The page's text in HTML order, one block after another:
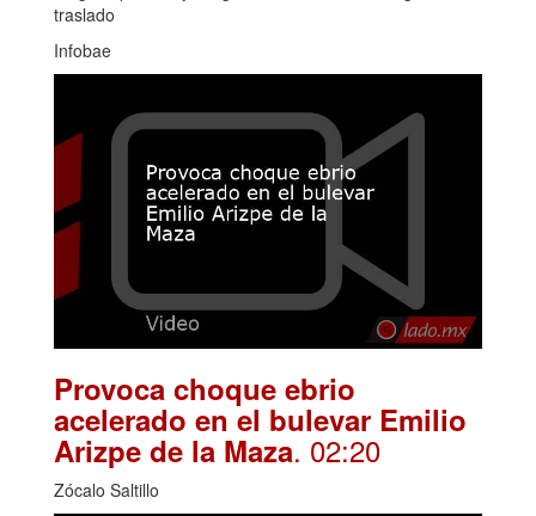
traslado
Infobae
Provoca choque ebrio
acelerado en el bulevar Emilio
Arizpe de la Maza. 02:20
Zócalo Saltillo